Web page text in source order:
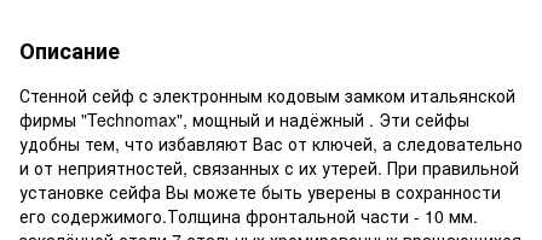
Описание
Стенной сейф c электронным кодовым замком итальянской
фирмы "Technomax", мощный и надёжный . Эти сейфы
удобны тем, что избавляют Вас от ключей, а следовательно
и от неприятностей, связанных с их утерей. При правильной
установке сейфа Вы можете быть уверены в сохранности
его содержимого.Толщина фронтальной части - 10 мм.